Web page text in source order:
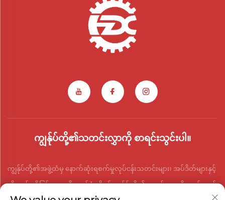
ကျွန်ုပ်တို့၏သတင်းလွှာကို စာရင်းသွင်းပါ။
ကျွန်ုပ်တို့၏အဖွဲ့ထံမှ နောက်ဆုံးရစက်မှုလုပ်ငန်းသတင်းများ၊ အပ်ဒိတ်များနှင့်
ထိုးထွင်းသိမြင်မှုများကို လက်ခံရရှိရန် ကျွန်ုပ်တို့၏သတင်းလွှာကို ဆက်သွယ်